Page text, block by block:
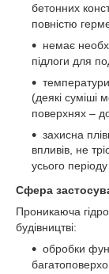
бетонних
повністю
немає
підлоги для
т
(деякі суміші
поверхнях –
захисна
впливів, не
усього
Сфера
Проникаюча
будівництві:
обробки